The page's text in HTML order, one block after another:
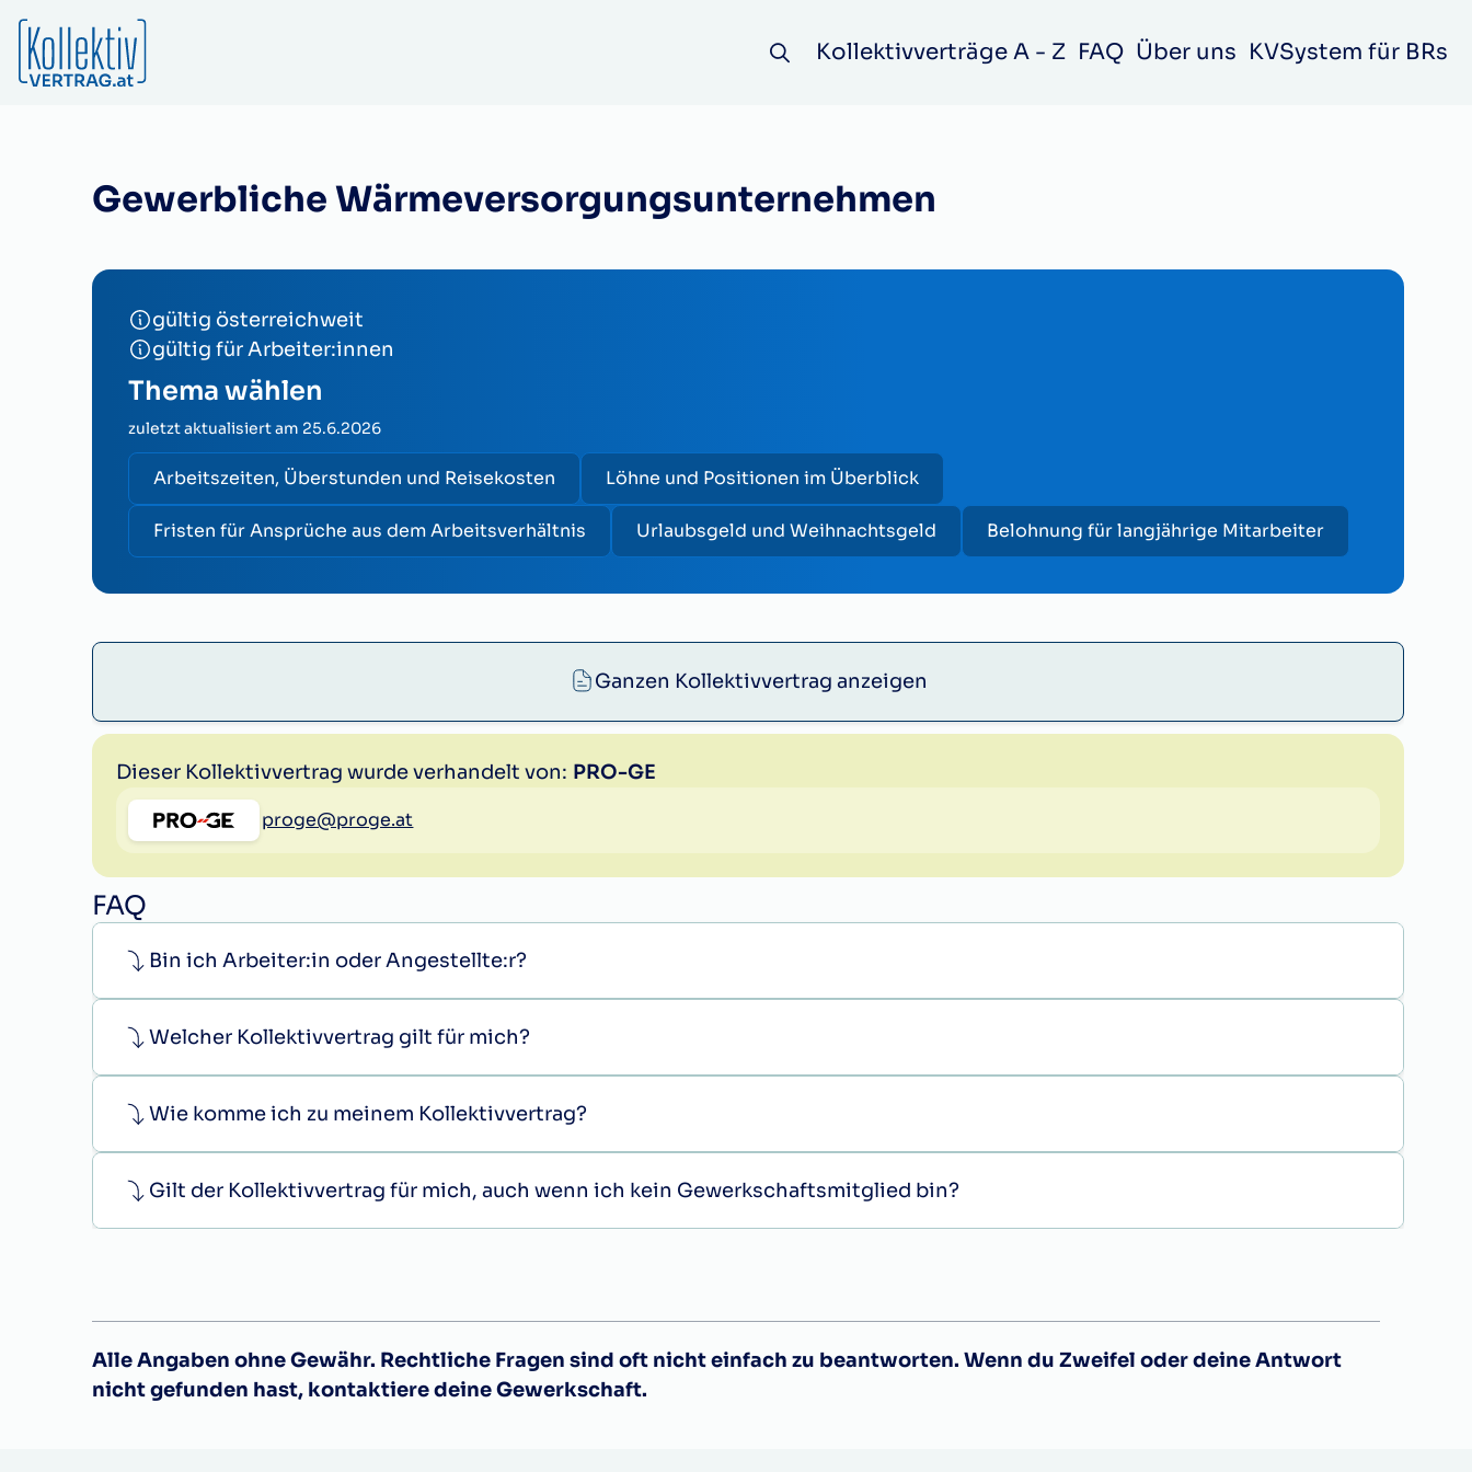
Kollektivverträge A - Z FAQ Über uns KVSystem für BRs
Gewerbliche Wärmeversorgungsunternehmen
gültig österreichweit
gültig für Arbeiter:innen
Thema wählen
zuletzt aktualisiert am 25.6.2026
Arbeitszeiten, Überstunden und Reisekosten Löhne und Positionen im Überblick
Fristen für Ansprüche aus dem Arbeitsverhältnis Urlaubsgeld und Weihnachtsgeld Belohnung für langjährige Mitarbeiter
Ganzen Kollektivvertrag anzeigen
Dieser Kollektivvertrag wurde verhandelt von: PRO-GE
proge@proge.at
FAQ
Bin ich Arbeiter:in oder Angestellte:r?
Welcher Kollektivvertrag gilt für mich?
Wie komme ich zu meinem Kollektivvertrag?
Gilt der Kollektivvertrag für mich, auch wenn ich kein Gewerkschaftsmitglied bin?
Alle Angaben ohne Gewähr. Rechtliche Fragen sind oft nicht einfach zu beantworten. Wenn du Zweifel oder deine Antwort
nicht gefunden hast, kontaktiere deine Gewerkschaft.